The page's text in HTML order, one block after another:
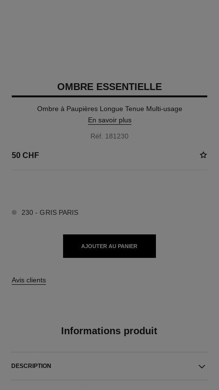
OMBRE ESSENTIELLE
Ombre à Paupières Longue Tenue Multi-usage
En savoir plus
Réf. 181230
50 CHF
230 - GRIS PARIS
AJOUTER AU PANIER
Avis clients
Informations produit
DESCRIPTION